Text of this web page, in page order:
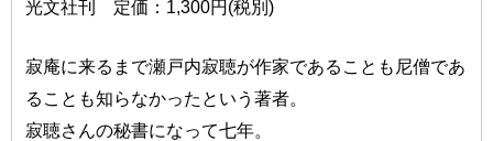
光文社刊 定価：1,300円(税別)
寂庵に来るまで瀬戸内寂聴が作家であることも尼僧であ
ることも知らなかったという著者。
寂聴さんの秘書になって七年。